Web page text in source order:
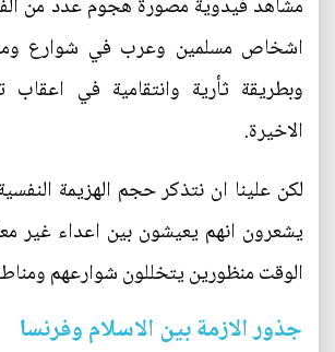
اشخاص مسلمين وعرب في شوارع
وبطريقة ثأرية وانتقامية في
الاخيرة.
لكن علينا ان نتذكر حجم الهزيمة
يشعرون انهم يعيشون بين اعداء غير
الوقت منظورين يتخللون شوارعهم
جذور الازمة بين الاسلام وفرنسا